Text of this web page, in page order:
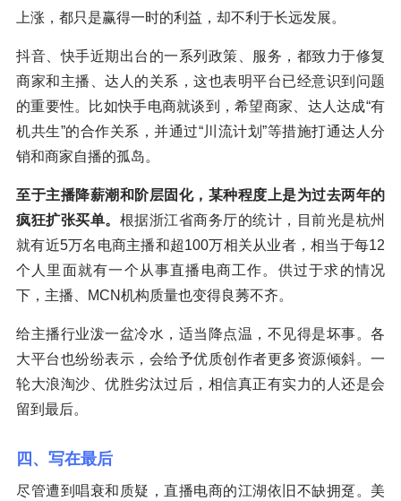
上涨，都只是赢得一时的利益，却不利于长远发展。
抖音、快手近期出台的一系列政策、服务，都致力于修复
商家和主播、达人的关系，这也表明平台已经意识到问题
的重要性。比如快手电商就谈到，希望商家、达人达成“有
机共生”的合作关系，并通过“川流计划”等措施打通达人分
销和商家自播的孤岛。
至于主播降薪潮和阶层固化，某种程度上是为过去两年的
疯狂扩张买单。 根据浙江省商务厅的统计，目前光是杭州
就有近5万名电商主播和超100万相关从业者，相当于每12
个人里面就有一个从事直播电商工作。供过于求的情况
下，主播、MCN机构质量也变得良莠不齐。
给主播行业泼一盆冷水，适当降点温，不见得是坏事。各
大平台也纷纷表示，会给予优质创作者更多资源倾斜。一
轮大浪淘沙、优胜劣汰过后，相信真正有实力的人还是会
留到最后。
四、写在最后
尽管遭到唱衰和质疑，直播电商的江湖依旧不缺拥趸。美